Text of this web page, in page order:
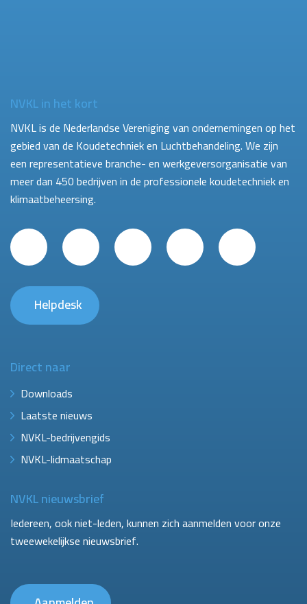
NVKL in het kort
NVKL is de Nederlandse Vereniging van ondernemingen op het
gebied van de Koudetechniek en Luchtbehandeling. We zijn
een representatieve branche- en werkgeversorganisatie van
meer dan 450 bedrijven in de professionele koudetechniek en
klimaatbeheersing.
Helpdesk
Direct naar
Downloads
Laatste nieuws
NVKL-bedrijvengids
NVKL-lidmaatschap
NVKL nieuwsbrief
Iedereen, ook niet-leden, kunnen zich aanmelden voor onze
tweewekelijkse nieuwsbrief.